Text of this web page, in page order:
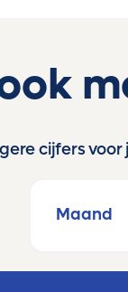
cijfers voor
Maand